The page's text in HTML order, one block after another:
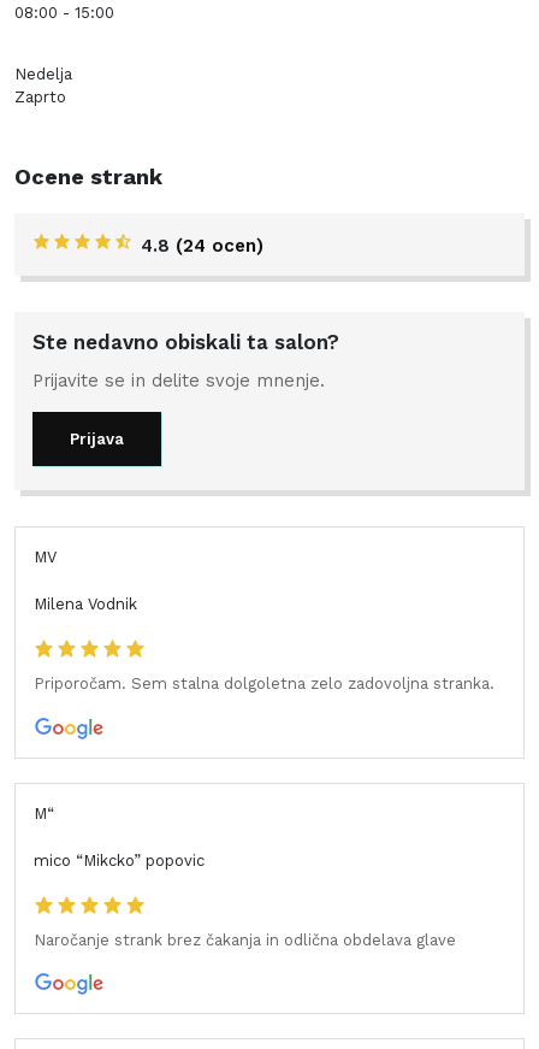
08:00 - 15:00
Nedelja
Zaprto
Ocene strank
4.8 (24 ocen)
Ste nedavno obiskali ta salon?
Prijavite se in delite svoje mnenje.
Prijava
MV
Milena Vodnik
Priporočam. Sem stalna dolgoletna zelo zadovoljna stranka.
M“
mico “Mikcko” popovic
Naročanje strank brez čakanja in odlična obdelava glave